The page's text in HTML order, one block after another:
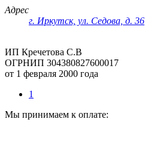
Адрес
г. Иркутск, ул. Седова, д. 36
ИП Кречетова С.В
ОГРНИП 304380827600017
от 1 февраля 2000 года
1
Мы принимаем к оплате: